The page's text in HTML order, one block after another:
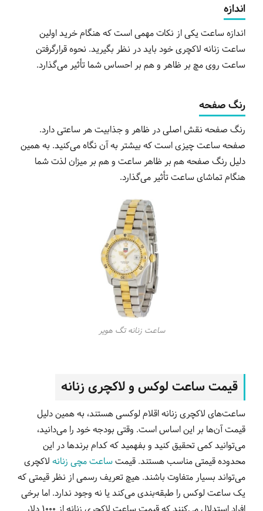
اندازه
اندازه ساعت یکی از نکات مهمی است که هنگام خرید اولین
ساعت زنانه لاکچری خود باید در نظر بگیرید. نحوه قرارگرفتن
ساعت روی مچ بر ظاهر و هم بر احساس شما تأثیر می‌گذارد.
رنگ صفحه
رنگ صفحه نقش اصلی در ظاهر و جذابیت هر ساعتی دارد.
صفحه ساعت چیزی است که بیشتر به آن نگاه می‌کنید. به همین
دلیل رنگ صفحه هم بر ظاهر ساعت و هم بر میزان لذت شما
هنگام تماشای ساعت تأثیر می‌گذارد.
ساعت زنانه تگ هویر
قیمت ساعت لوکس و لاکچری زنانه
ساعت‌های لاکچری زنانه اقلام لوکسی هستند، به همین دلیل
قیمت آن‌ها بر این اساس است. وقتی بودجه خود را می‌دانید،
می‌توانید کمی تحقیق کنید و بفهمید که کدام برندها در این
محدوده قیمتی مناسب هستند. قیمتساعت مچی زنانه لاکچری
می‌تواند بسیار متفاوت باشند. هیچ تعریف رسمی از نظر قیمتی که
یک ساعت لوکس را طبقه‌بندی می‌کند یا نه وجود ندارد. اما برخی